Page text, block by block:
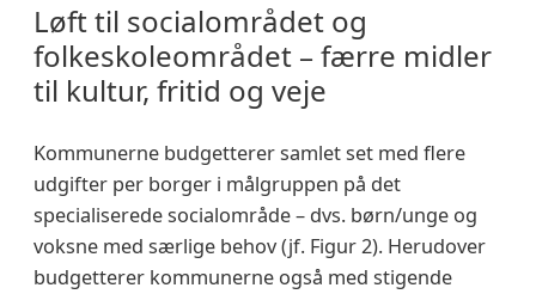
Løft til socialområdet og
folkeskoleområdet – færre midler
til kultur, fritid og veje
Kommunerne budgetterer samlet set med flere
udgifter per borger i målgruppen på det
specialiserede socialområde – dvs. børn/unge og
voksne med særlige behov (jf. Figur 2). Herudover
budgetterer kommunerne også med stigende